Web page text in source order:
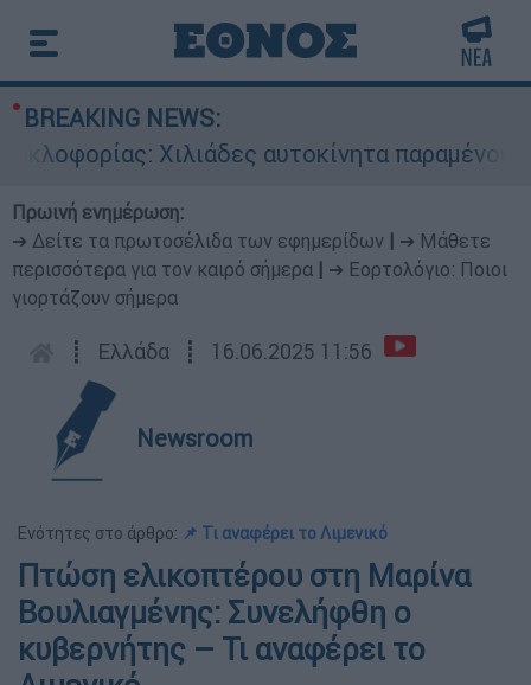
BREAKING NEWS:
Χιλιάδες αυτοκίνητα παραμένουν
Πρωινή ενημέρωση:
➔ Δείτε τα πρωτοσέλιδα των εφημερίδων
➔ Μάθετε
περισσότερα για τον καιρό σήμερα
➔ Εορτολόγιο: Ποιοι
γιορτάζουν σήμερα
┋ Ελλάδα ┋ 16.06.2025 11:56
Newsroom
Ενότητες στο άρθρο: 📌 Τι αναφέρει το Λιμενικό
Πτώση ελικοπτέρου στη Μαρίνα
Βουλιαγμένης: Συνελήφθη ο
κυβερνήτης – Τι αναφέρει το